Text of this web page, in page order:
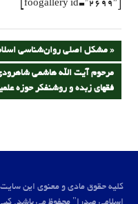
راهبری
نوشته
PREVIOUS
POST:
مشکل اصلی روان‌شناسی
NEXT
POST:
مرحوم آیت الله هاشمی
فقهای زبده و روشنفکر حوزه
کلیه حقوق مادی و معنوی این